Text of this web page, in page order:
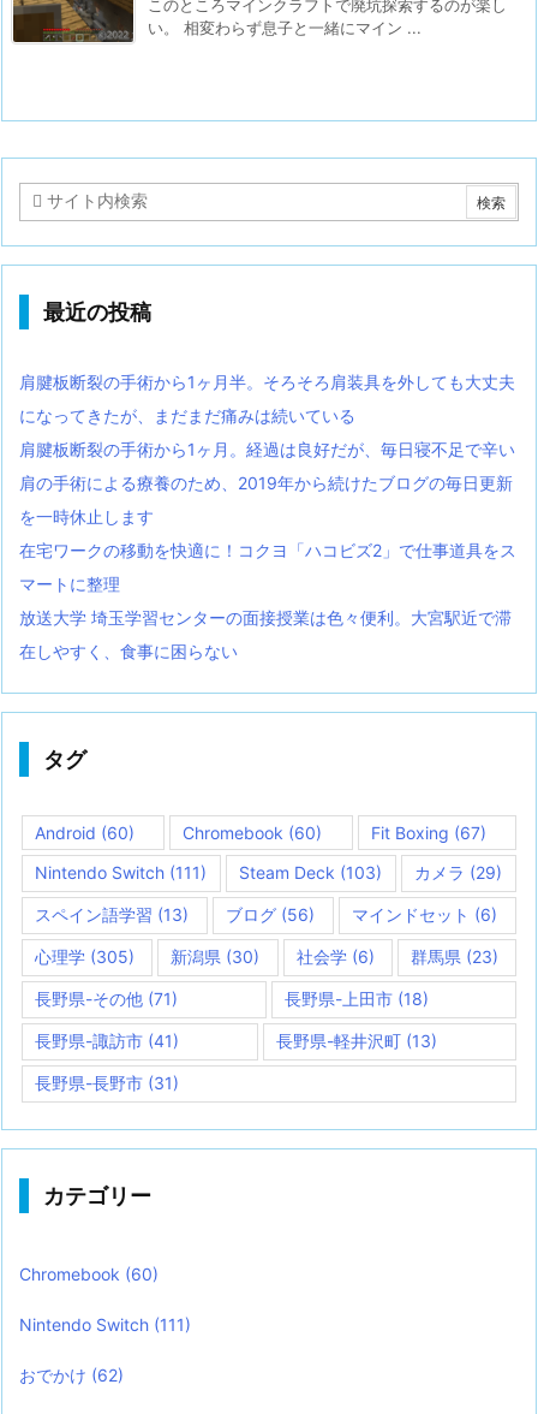
このところマインクラフトで廃坑探索するのが楽し
い。 相変わらず息子と一緒にマイン ...
最近の投稿
肩腱板断裂の手術から1ヶ月半。そろそろ肩装具を外しても大丈夫
になってきたが、まだまだ痛みは続いている
肩腱板断裂の手術から1ヶ月。経過は良好だが、毎日寝不足で辛い
肩の手術による療養のため、2019年から続けたブログの毎日更新
を一時休止します
在宅ワークの移動を快適に！コクヨ「ハコビズ2」で仕事道具をス
マートに整理
放送大学 埼玉学習センターの面接授業は色々便利。大宮駅近で滞
在しやすく、食事に困らない
タグ
Android (60) Chromebook (60) Fit Boxing (67)
Nintendo Switch (111) Steam Deck (103) カメラ (29)
スペイン語学習 (13) ブログ (56) マインドセット (6)
心理学 (305) 新潟県 (30) 社会学(6) 群馬県 (23)
長野県-その他 (71) 長野県-上田市(18)
長野県-諏訪市 (41) 長野県-軽井沢町 (13)
長野県-長野市 (31)
カテゴリー
Chromebook (60)
Nintendo Switch (111)
おでかけ (62)